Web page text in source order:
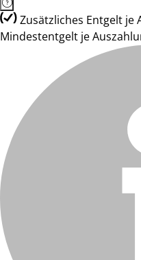
Zusätzliches Entgelt je
Mindestentgelt je